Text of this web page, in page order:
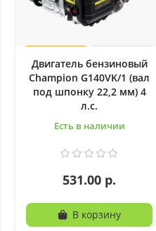
Двигатель бензиновый
Champion G140VK/1 (вал
под шпонку 22,2 мм) 4
л.с.
Есть в наличии
531.00 р.
В корзину